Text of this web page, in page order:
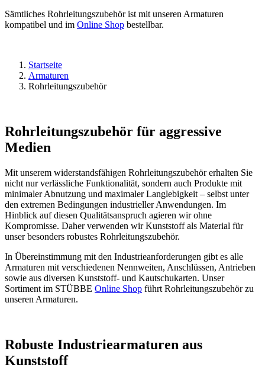
Sämtliches Rohrleitungszubehör ist mit unseren Armaturen
kompatibel und im Online Shop bestellbar.
Startseite
Armaturen
Rohrleitungszubehör
Rohrleitungszubehör für aggressive
Medien
Mit unserem widerstandsfähigen Rohrleitungszubehör erhalten Sie
nicht nur verlässliche Funktionalität, sondern auch Produkte mit
minimaler Abnutzung und maximaler Langlebigkeit – selbst unter
den extremen Bedingungen industrieller Anwendungen. Im
Hinblick auf diesen Qualitätsanspruch agieren wir ohne
Kompromisse. Daher verwenden wir Kunststoff als Material für
unser besonders robustes Rohrleitungszubehör.
In Übereinstimmung mit den Industrieanforderungen gibt es alle
Armaturen mit verschiedenen Nennweiten, Anschlüssen, Antrieben
sowie aus diversen Kunststoff- und Kautschukarten. Unser
Sortiment im STÜBBE Online Shop führt Rohrleitungszubehör zu
unseren Armaturen.
Robuste Industriearmaturen aus
Kunststoff